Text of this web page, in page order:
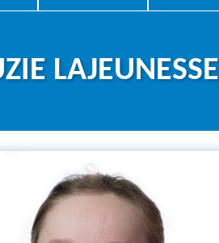
LAJEUNESSE